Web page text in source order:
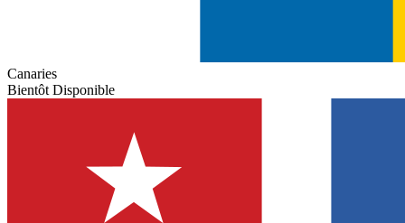
Canaries
Bientôt Disponible